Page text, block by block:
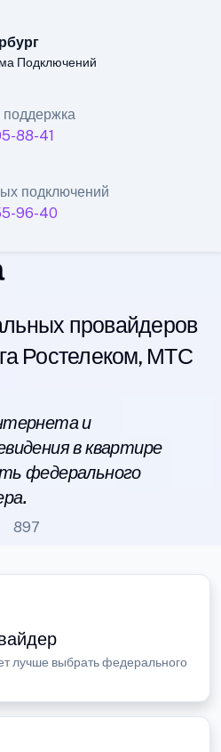
Подключений
88-41
подключений
96-40
провайдеров
Ростелеком, МТС
и
в квартире
федерального
897
лучше выбрать федерального